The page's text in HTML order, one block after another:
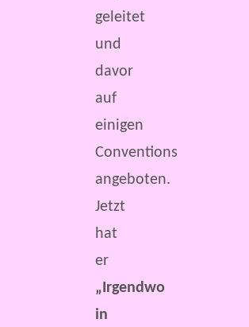
geleitet
und
davor
auf
einigen
Conventions
angeboten.
Jetzt
hat
er
„Irgendwo
in